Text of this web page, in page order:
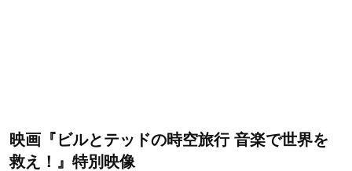
映画『ビルとテッドの時空旅行 音楽で世界を
救え！』特別映像